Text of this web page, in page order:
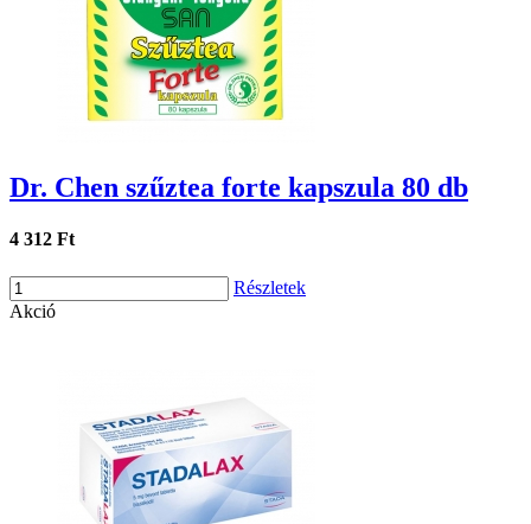
Dr. Chen szűztea forte kapszula 80 db
4 312 Ft
Részletek
Akció